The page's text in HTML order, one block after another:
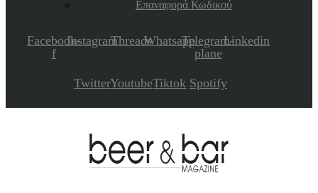
Επαναφορά Κωδικού
Facebook-
f
InstagramThreadsWhatsappTelegram-
plane
Linkedin
TwitterYoutubeTiktok Spotify